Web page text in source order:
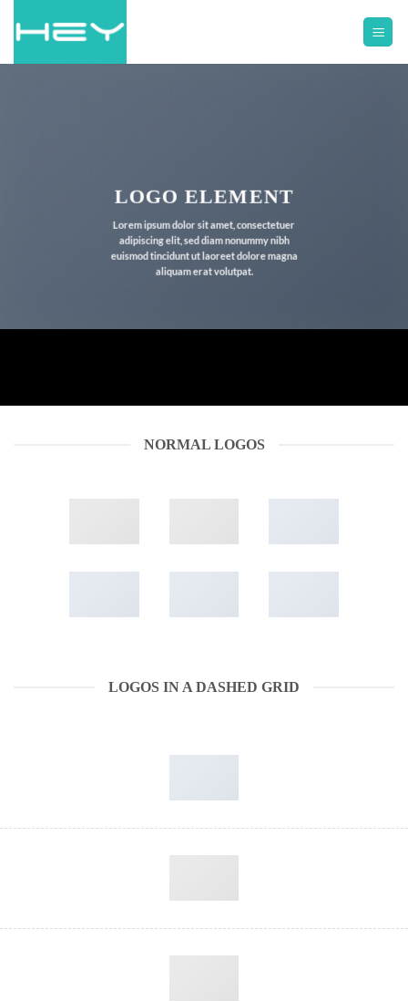
LOGO ELEMENT
Lorem ipsum dolor sit amet, consectetuer
adipiscing elit, sed diam nonummy nibh
euismod tincidunt ut laoreet dolore magna
aliquam erat volutpat.
NORMAL LOGOS
LOGOS IN A DASHED GRID